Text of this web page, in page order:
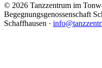
© 2026 Tanzzentrum im
Begegnungsgenossenschaft
Schaffhausen ·